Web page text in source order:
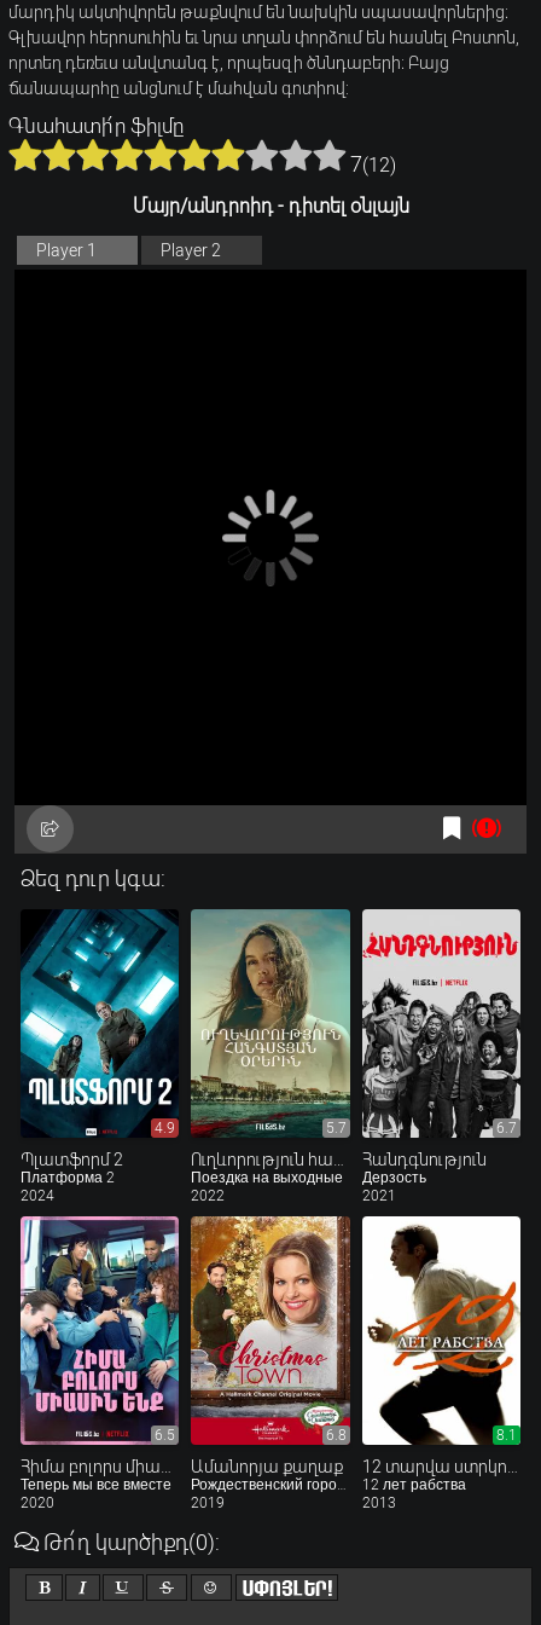
մարդիկ ակտիվորեն թաքնվում են նախկին սպասավորներից։
Գլխավոր հերոսուհին եւ նրա տղան փորձում են հասնել Բոստոն,
որտեղ դեռեւս անվտանգ է, որպեսզի ծննդաբերի։ Բայց
ճանապարհը անցնում է մահվան գոտիով:
Գնահատի՛ր ֆիլմը
7(12)
Մայր/անդրոիդ - դիտել օնլայն
Player 1 Player 2
Ձեզ դուր կգա:
4.9
Պլատֆորմ 2
Платформа 2
2024
5.7
Ուղևորություն հանգստյան օրերին
Поездка на выходные
2022
6.7
Հանդգնություն
Дерзость
2021
6.5
Հիմա բոլորս միասին ենք
Теперь мы все вместе
2020
6.8
Ամանորյա քաղաք
Рождественский городок
2019
8.1
12 տարվա ստրկություն
12 лет рабства
2013
Թո՛ղ կարծիքդ(0):